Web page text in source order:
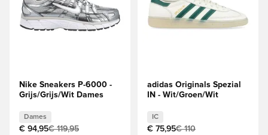
Nike Sneakers P-6000 -
Grijs/Grijs/Wit Dames
Dames
€ 94,95€ 119,95
adidas Originals Spezial
IN - Wit/Groen/Wit
IC
€ 75,95€ 110